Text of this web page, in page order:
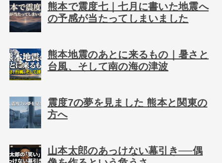
熊本で震度七｜七月に書いた地震へ
の予感が当たってしまいました
熊本地震のあとに来るもの｜暑さと
台風、そして南の海の津波
震度7の夢を見ました 熊本と関東の
方へ
山本太郎のあっけない幕引き──偶